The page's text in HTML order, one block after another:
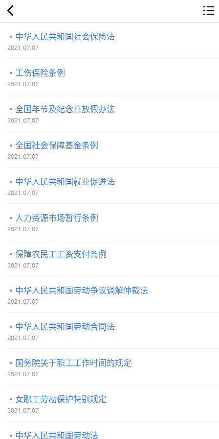
中华人民共和国社会保险法
2021.07.07
工伤保险条例
2021.07.07
全国年节及纪念日放假办法
2021.07.07
全国社会保障基金条例
2021.07.07
中华人民共和国就业促进法
2021.07.07
人力资源市场暂行条例
2021.07.07
保障农民工工资支付条例
2021.07.07
中华人民共和国劳动争议调解仲裁法
2021.07.07
中华人民共和国劳动合同法
2021.07.07
国务院关于职工工作时间的规定
2021.07.07
女职工劳动保护特别规定
2021.07.07
中华人民共和国劳动法